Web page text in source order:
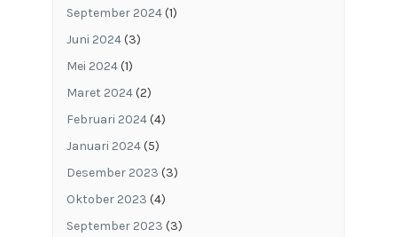
September 2024(1)
Juni 2024(3)
Mei 2024(1)
Maret 2024(2)
Februari 2024(4)
Januari 2024(5)
Desember 2023 (3)
Oktober 2023 (4)
September 2023 (3)